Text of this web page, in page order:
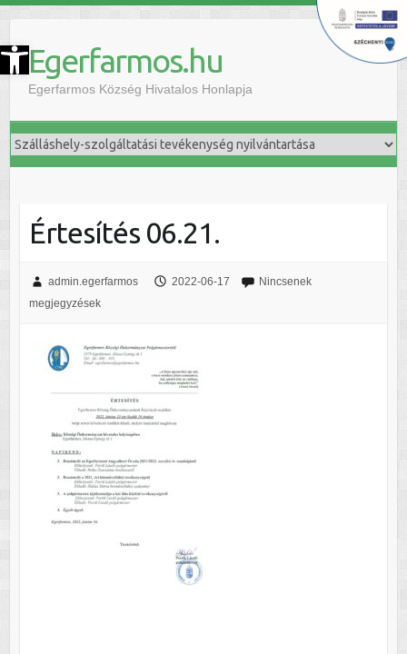
Eszköztár megnyitása Egerfarmos.hu
Egerfarmos Község Hivatalos Honlapja
Értesítés 06.21.
admin.egerfarmos 2022-06-17
Nincsenek
megjegyzések